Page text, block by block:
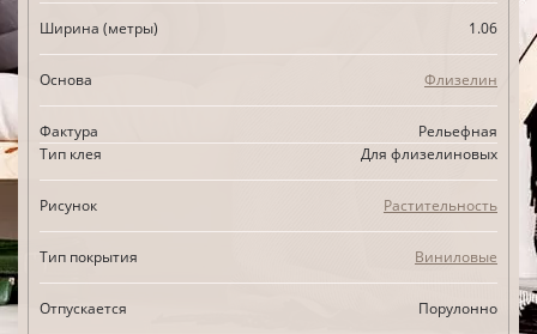
Ширина (метры) 1.06
Основа Флизелин
Фактура
Рельефная
Тип клея
Для флизелиновых
Рисунок Растительность
Тип покрытия Виниловые
Отпускается Порулонно